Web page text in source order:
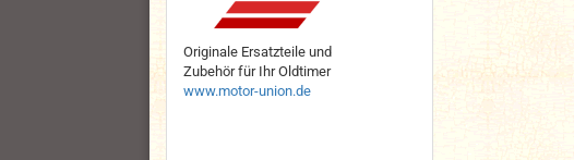
Originale Ersatzteile und
Zubehör für Ihr Oldtimer
www.motor-union.de